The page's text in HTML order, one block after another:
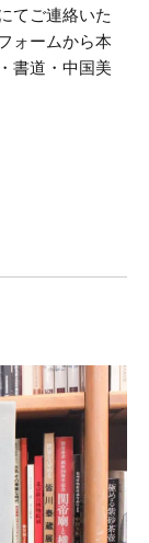
てご連絡いた
ォームから本
書道・中国美